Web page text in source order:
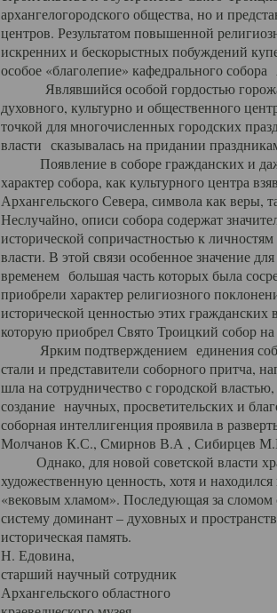
архангелогородского общества, но и
центров. Результатом повышенной
искренних и бескорыстных побуждений
особое «благолепие» кафедрального собора
Являвшийся особой гордостью
духовного, культурно и общественного
точкой для многочисленных городских
власти сказывалась на придании
Появление в соборе гражданских и
характер собора, как культурного центра
Архангельского Севера, символа как веры,
Неслучайно, описи собора содержат
исторической сопричастностью к
власти. В этой связи особенное значение
временем большая часть которых была
приобрели характер религиозного
исторической ценностью этих
которую приобрел Свято Троицкий собор
Ярким подтверждением единения
стали и представители соборного притча,
шла на сотрудничество с городской
создание научных, просветительских и
соборная интеллигенция проявила в
Молчанов К.С., Смирнов В.А , Сибирцев
Однако, для новой советской власти
художественную ценность, хотя и
«вековым хламом». Последующая за сломом
систему доминант – духовных и
историческая память.
Н. Едовина,
старший научный сотрудник
Архангельского областного